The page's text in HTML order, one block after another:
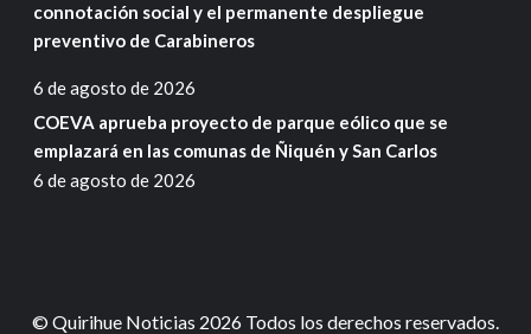
connotación social y el permanente despliegue
preventivo de Carabineros
6 de agosto de 2026
COEVA aprueba proyecto de parque eólico que se
emplazará en las comunas de Ñiquén y San Carlos
6 de agosto de 2026